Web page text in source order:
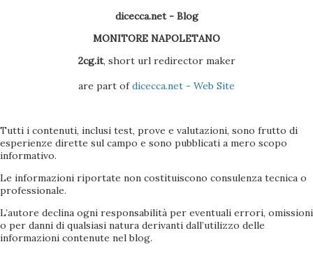
dicecca.net - Blog
MONITORE NAPOLETANO
2cg.it, short url redirector maker
are part ofdicecca.net - Web Site
Tutti i contenuti, inclusi test, prove e valutazioni, sono frutto di
esperienze dirette sul campo e sono pubblicati a mero scopo
informativo.
Le informazioni riportate non costituiscono consulenza tecnica o
professionale.
L’autore declina ogni responsabilità per eventuali errori, omissioni
o per danni di qualsiasi natura derivanti dall’utilizzo delle
informazioni contenute nel blog.